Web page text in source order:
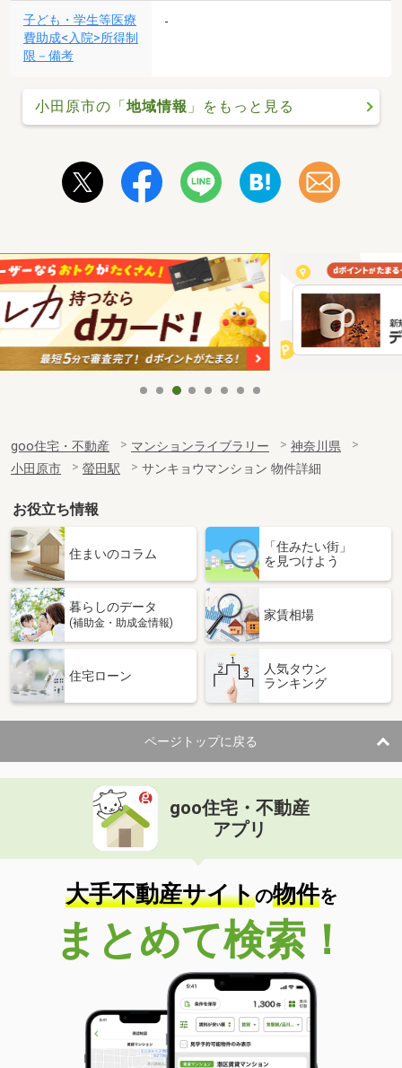
子ども・学生等医療
費助成<入院>所得制
限－備考
-
小田原市の「 地域情報 」をもっと見る
goo住宅・不動産 マンションライブラリー
神奈川県
小田原市
螢田駅 サンキョウマンション 物件詳細
お役立ち情報
住まいのコラム
「住みたい街」
を見つけよう
暮らしのデータ
(補助金・助成金情報)
家賃相場
住宅ローン
人気タウン
ランキング
ページトップに戻る
goo住宅・不動産
アプリ
大手不動産サイトの物件を
まとめて検索！